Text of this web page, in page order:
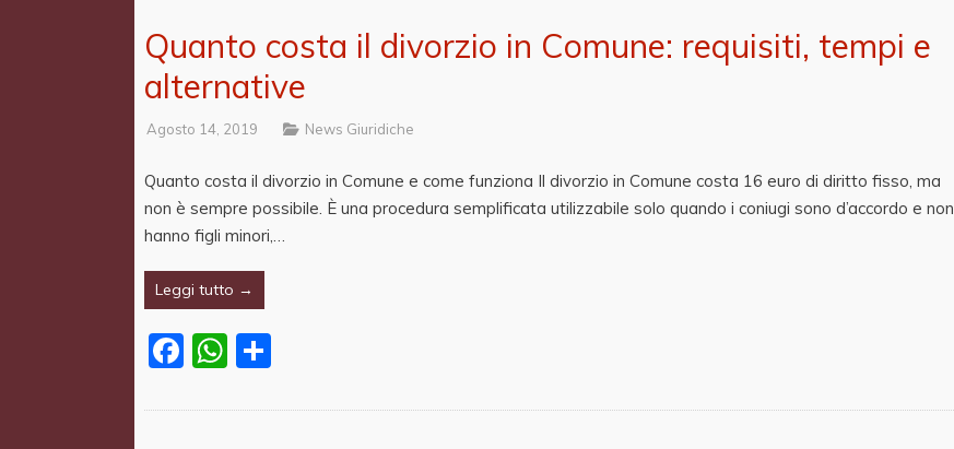
Quanto costa il divorzio in Comune: requisiti, tempi e
alternative
Agosto 14, 2019 News Giuridiche
Quanto costa il divorzio in Comune e come funziona Il divorzio in Comune costa 16 euro di diritto fisso, ma
non è sempre possibile. È una procedura semplificata utilizzabile solo quando i coniugi sono d’accordo e non
hanno figli minori,…
Leggi tutto →
Facebook
WhatsApp